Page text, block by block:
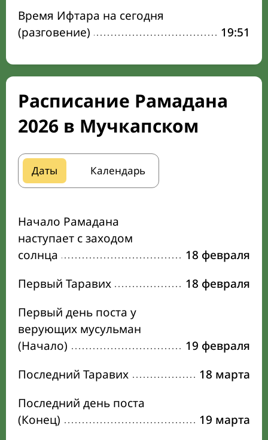
Время Ифтара на сегодня
(разговение)
19:51
Расписание Рамадана
2026 в Мучкапском
Даты Календарь
Начало Рамадана
наступает с заходом
солнца
18 февраля
Первый Таравих
18 февраля
Первый день поста у
верующих мусульман
(Начало)
19 февраля
Последний Таравих
18 марта
Последний день поста
(Конец)
19 марта